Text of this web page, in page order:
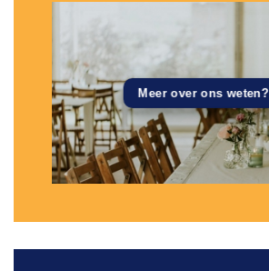
Meer over ons weten?